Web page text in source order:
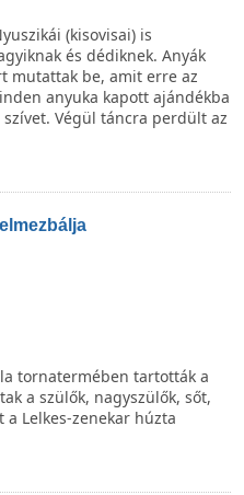
(kisovisai) is
és dédiknek. Anyák
mutattak be, amit erre az
anyuka kapott ajándékba
Végül táncra perdült az
tornatermében tartották a
a szülők, nagyszülők, sőt,
Lelkes-zenekar húzta